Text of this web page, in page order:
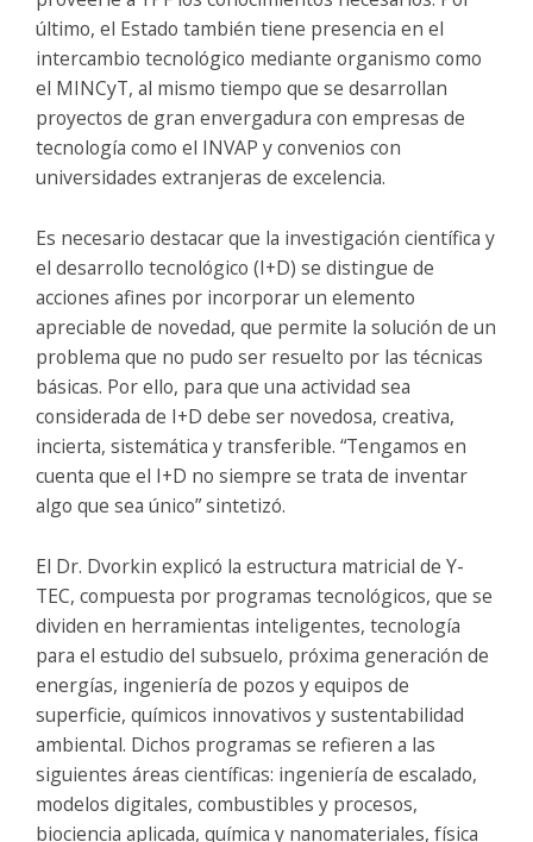
último, el Estado también tiene presencia en el
intercambio tecnológico mediante organismo como
el MINCyT, al mismo tiempo que se desarrollan
proyectos de gran envergadura con empresas de
tecnología como el INVAP y convenios con
universidades extranjeras de excelencia.
Es necesario destacar que la investigación científica y
el desarrollo tecnológico (I+D) se distingue de
acciones afines por incorporar un elemento
apreciable de novedad, que permite la solución de un
problema que no pudo ser resuelto por las técnicas
básicas. Por ello, para que una actividad sea
considerada de I+D debe ser novedosa, creativa,
incierta, sistemática y transferible. “Tengamos en
cuenta que el I+D no siempre se trata de inventar
algo que sea único” sintetizó.
El Dr. Dvorkin explicó la estructura matricial de Y-
TEC, compuesta por programas tecnológicos, que se
dividen en herramientas inteligentes, tecnología
para el estudio del subsuelo, próxima generación de
energías, ingeniería de pozos y equipos de
superficie, químicos innovativos y sustentabilidad
ambiental. Dichos programas se refieren a las
siguientes áreas científicas: ingeniería de escalado,
modelos digitales, combustibles y procesos,
biociencia aplicada, química y nanomateriales, física